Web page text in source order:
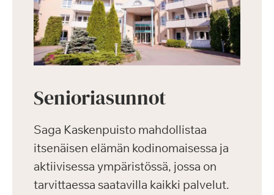
Senioriasunnot
Saga Kaskenpuisto mahdollistaa
itsenäisen elämän kodinomaisessa ja
aktiivisessa ympäristössä, jossa on
tarvittaessa saatavilla kaikki palvelut.